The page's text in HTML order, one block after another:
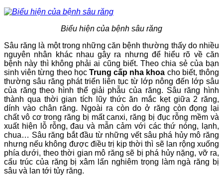
Biểu hiện của bệnh sâu răng
Sâu răng là một trong những căn bệnh thường thấy do nhiều
nguyên nhân khác nhau gây ra nhưng để hiểu rõ về căn
bệnh này thì không phải ai cũng biết. Theo chia sẻ của bạn
sinh viên từng theo học Trung cấp nha khoa cho biết, thông
thường sâu răng phát triển liên tục từ lớp nông đến lớp sâu
của răng theo hình thể giải phẫu của răng. Sâu răng hình
thành qua thời gian tích lũy thức ăn mắc kẹt giữa 2 răng,
dính vào chân răng. Ngoài ra còn do ở răng còn đọng lại
chất vô cơ trong răng bị mất canxi, răng bị đục rỗng mềm và
xuất hiện lỗ rỗng, đau và mẫn cảm với các thứ nóng, lạnh,
chua… Sâu răng bắt đầu từ những vết sâu phá hủy mô răng
nhưng nếu không được điều trị kịp thời thì sẽ lan rộng xuống
phía dưới, theo thời gian mô răng sẽ bị phá hủy nặng, vỡ ra,
cấu trúc của răng bị xâm lấn nghiêm trọng làm ngà răng bị
sâu và lan tới tủy răng.